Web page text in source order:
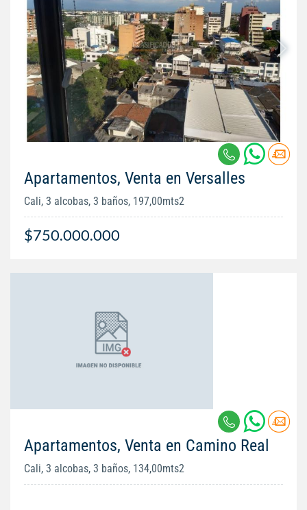
Apartamentos, Venta en Versalles
Cali, 3 alcobas, 3 baños, 197,00mts2
$750.000.000
Apartamentos, Venta en Camino Real
Cali, 3 alcobas, 3 baños, 134,00mts2